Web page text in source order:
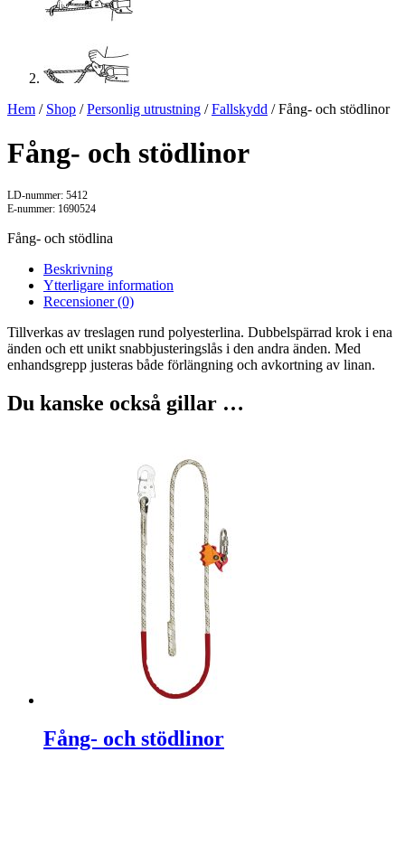
Hem / Shop /Personlig utrustning /Fallskydd / Fång- och stödlinor
Fång- och stödlinor
LD-nummer: 5412
E-nummer: 1690524
Fång- och stödlina
Beskrivning
Ytterligare information
Recensioner (0)
Tillverkas av treslagen rund polyesterlina. Dubbelspärrad krok i ena
änden och ett unikt snabbjusteringslås i den andra änden. Med
enhandsgrepp justeras både förlängning och avkortning av linan.
Du kanske också gillar …
Fång- och stödlinor